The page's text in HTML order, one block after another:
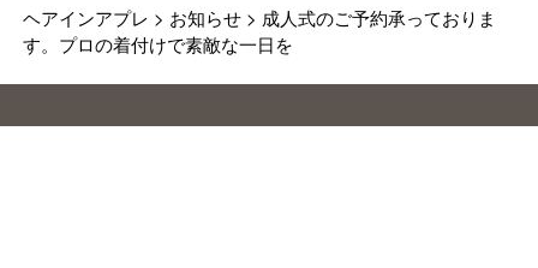
ヘアインアプレ > お知らせ> 成人式のご予約承っておりま
す。プロの着付けで素敵な一日を